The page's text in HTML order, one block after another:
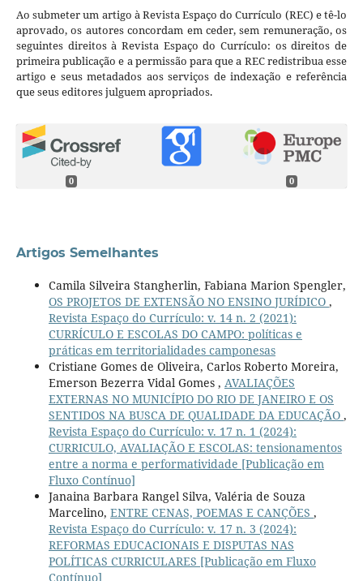
Ao submeter um artigo à Revista Espaço do Currículo (REC) e tê-lo
aprovado, os autores concordam em ceder, sem remuneração, os
seguintes direitos à Revista Espaço do Currículo: os direitos de
primeira publicação e a permissão para que a REC redistribua esse
artigo e seus metadados aos serviços de indexação e referência
que seus editores julguem apropriados.
0 0
Artigos Semelhantes
Camila Silveira Stangherlin, Fabiana Marion Spengler,
OS PROJETOS DE EXTENSÃO NO ENSINO JURÍDICO ,
Revista Espaço do Currículo: v. 14 n. 2 (2021):
CURRÍCULO E ESCOLAS DO CAMPO: políticas e
práticas em territorialidades camponesas
Cristiane Gomes de Oliveira, Carlos Roberto Moreira,
Emerson Bezerra Vidal Gomes , AVALIAÇÕES
EXTERNAS NO MUNICÍPIO DO RIO DE JANEIRO E OS
SENTIDOS NA BUSCA DE QUALIDADE DA EDUCAÇÃO ,
Revista Espaço do Currículo: v. 17 n. 1 (2024):
CURRICULO, AVALIAÇÃO E ESCOLAS: tensionamentos
entre a norma e performatividade [Publicação em
Fluxo Contínuo]
Janaina Barbara Rangel Silva, Valéria de Souza
Marcelino, ENTRE CENAS, POEMAS E CANÇÕES ,
Revista Espaço do Currículo: v. 17 n. 3 (2024):
REFORMAS EDUCACIONAIS E DISPUTAS NAS
POLÍTICAS CURRICULARES [Publicação em Fluxo
Contínuo]